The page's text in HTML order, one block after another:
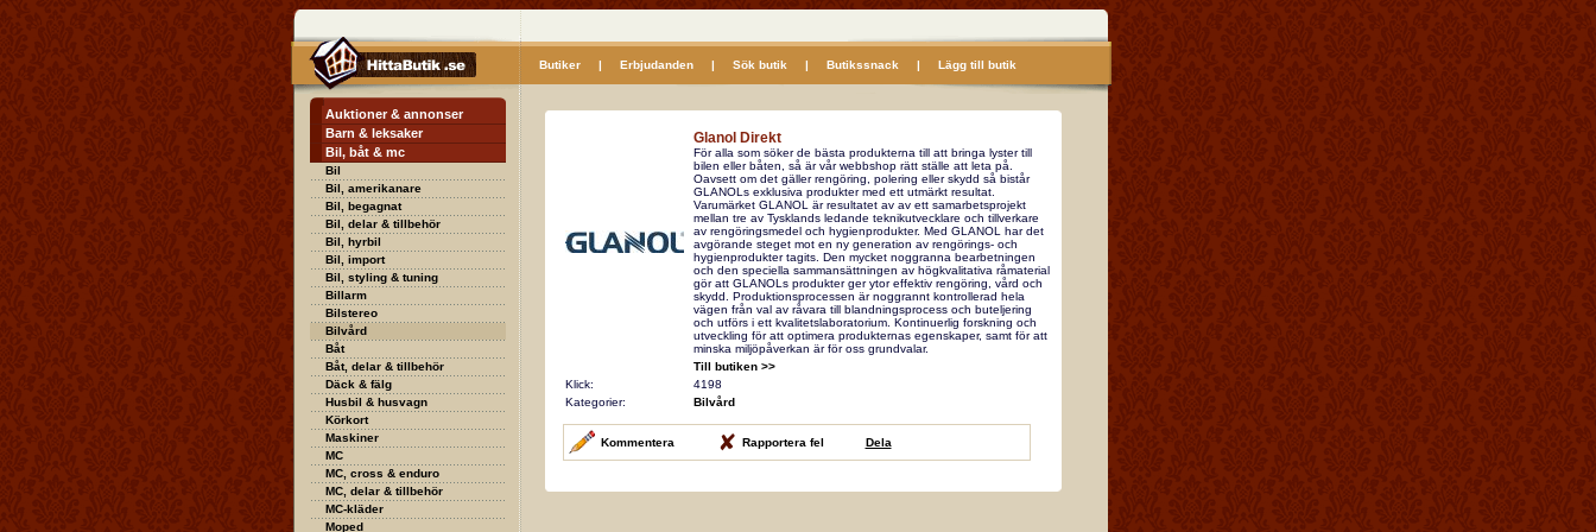
Butiker| Erbjudanden| Sök butik | Butikssnack | Lägg till butik
Auktioner & annonser
Barn & leksaker
Bil, båt & mc
Bil
Bil, amerikanare
Bil, begagnat
Bil, delar & tillbehör
Bil, hyrbil
Bil, import
Bil, styling & tuning
Billarm
Bilstereo
Bilvård
Båt
Båt, delar & tillbehör
Däck & fälg
Husbil & husvagn
Körkort
Maskiner
MC
MC, cross & enduro
MC, delar & tillbehör
MC-kläder
Moped
Glanol Direkt
För alla som söker de bästa produkterna till att bringa lyster till
bilen eller båten, så är vår webbshop rätt ställe att leta på.
Oavsett om det gäller rengöring, polering eller skydd så bistår
GLANOLs exklusiva produkter med ett utmärkt resultat.
Varumärket GLANOL är resultatet av av ett samarbetsprojekt
mellan tre av Tysklands ledande teknikutvecklare och tillverkare
av rengöringsmedel och hygienprodukter. Med GLANOL har det
avgörande steget mot en ny generation av rengörings- och
hygienprodukter tagits. Den mycket noggranna bearbetningen
och den speciella sammansättningen av högkvalitativa råmaterial
gör att GLANOLs produkter ger ytor effektiv rengöring, vård och
skydd. Produktionsprocessen är noggrannt kontrollerad hela
vägen från val av råvara till blandningsprocess och buteljering
och utförs i ett kvalitetslaboratorium. Kontinuerlig forskning och
utveckling för att optimera produkternas egenskaper, samt för att
minska miljöpåverkan är för oss grundvalar.
Till butiken >>
Klick:
4198
Kategorier:
Bilvård
Kommentera Rapportera fel Dela